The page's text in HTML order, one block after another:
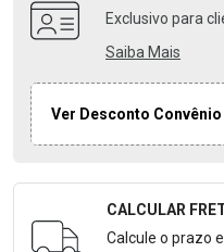
Exclusivo para
Saiba Mais
Ver Desconto Convênio
Formulário para
CALCULAR
Calcule o prazo